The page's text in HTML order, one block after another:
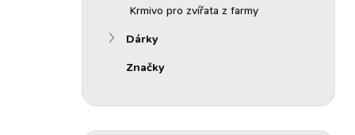
Krmivo pro zvířata z farmy
Dárky
Značky